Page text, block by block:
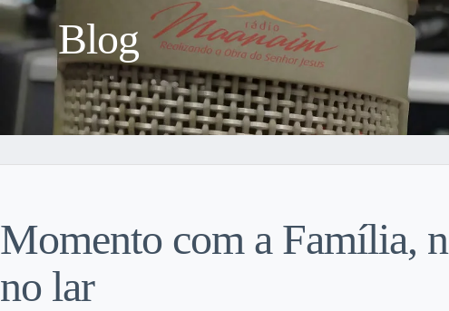
Blog
Momento com a Família,
no lar